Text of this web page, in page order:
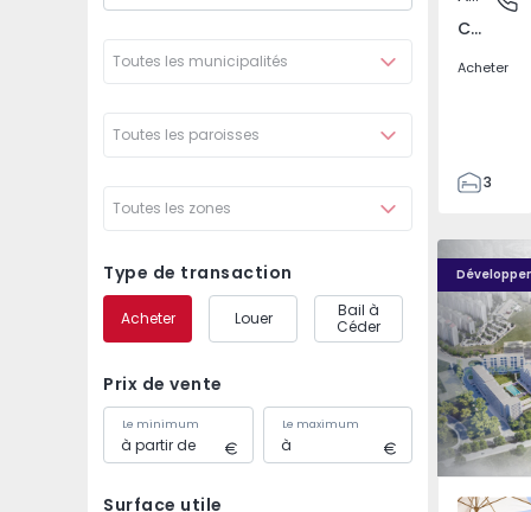
Toutes les municipalités
Toutes les paroisses
Toutes les zones
Type de transaction
Acheter Louer
Bail à
Céder
Prix de vente
Le minimum Le maximum
Surface utile
Carnaxide e Queijas, Lisboa
Acheter
3
155
262
2
0
Élou - 10